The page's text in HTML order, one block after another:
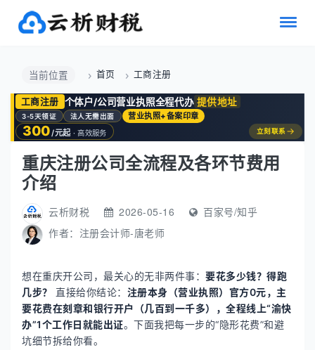
当前位置 首页 工商注册
工商注册 个体户/公司营业执照全程代办 提供地址
3-5天领证 法人无需出面 营业执照+备案印章
300/元起 · 高效服务 立刻联系 →
重庆注册公司全流程及各环节费用
介绍
云析财税 2026-05-16
百家号/知乎
作者： 注册会计师-唐老师
想在重庆开公司，最关心的无非两件事： 要花多少钱？得跑
几步？
​ 直接给你结论： 注册本身（营业执照）官方0元，主
要花费在刻章和银行开户（几百到一千多），全程线上“渝快
办”1个工作日就能出证。下面我把每一步的“隐形花费”和避
坑细节拆给你看。